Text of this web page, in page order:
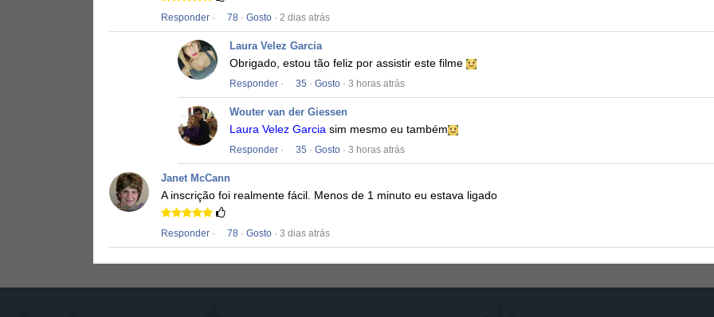
Responder · 78 · Gosto · 2 dias atrás
Laura Velez Garcia
Obrigado, estou tão feliz por assistir este filme
Responder · 35 · Gosto · 3 horas atrás
Wouter van der Giessen
Laura Velez Garcia sim mesmo eu também
Responder · 35 · Gosto · 3 horas atrás
Janet McCann
A inscrição foi realmente fácil. Menos de 1 minuto eu estava ligado
Responder · 78 · Gosto · 3 dias atrás